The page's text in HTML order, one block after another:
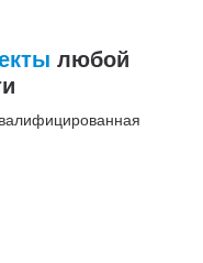
любой